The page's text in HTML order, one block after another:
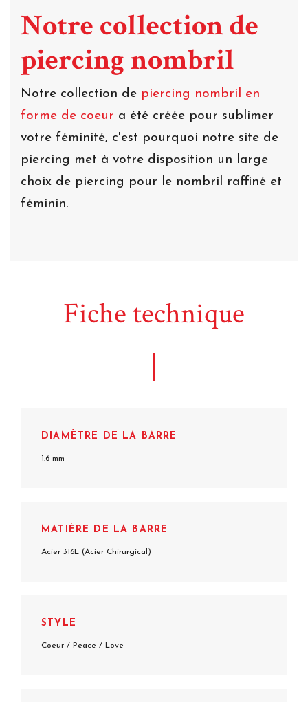
Notre collection de
piercing nombril
Notre collection de piercing nombril en
forme de coeur a été créée pour sublimer
votre féminité, c'est pourquoi notre site de
piercing met à votre disposition un large
choix de piercing pour le nombril raffiné et
féminin.
Fiche technique
DIAMÈTRE DE LA BARRE
1.6 mm
MATIÈRE DE LA BARRE
Acier 316L (Acier Chirurgical)
STYLE
Coeur / Peace / Love